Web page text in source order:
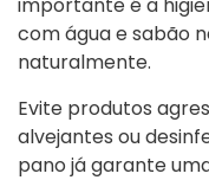
importante é a
com água e sabão
naturalmente.
Evite produtos
alvejantes ou
pano já garante